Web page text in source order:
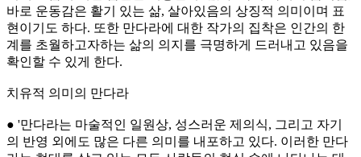
바로 운동감은 활기 있는 삶, 살아있음의 상징적 의미이며 표
현이기도 하다. 또한 만다라에 대한 작가의 집착은 인간의 한
계를 초월하고자하는 삶의 의지를 극명하게 드러내고 있음을
확인할 수 있게 한다.
치유적 의미의 만다라
● '만다라는 마술적인 일원상, 성스러운 제의식, 그리고 자기
의 반영 외에도 많은 다른 의미를 내포하고 있다. 이러한 만다